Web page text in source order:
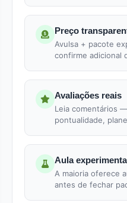
Preço
Avulsa + pacote
confirme adicional
Avaliações reais
Leia comentários
pontualidade,
Aula
A maioria oferece
antes de fechar